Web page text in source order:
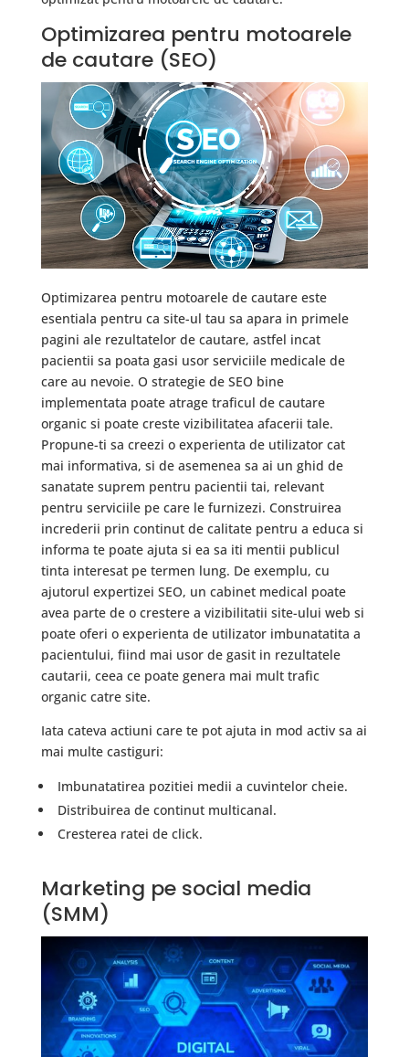
Optimizarea pentru motoarele
de cautare (SEO)
Optimizarea pentru motoarele de cautare este
esentiala pentru ca site-ul tau sa apara in primele
pagini ale rezultatelor de cautare, astfel incat
pacientii sa poata gasi usor serviciile medicale de
care au nevoie. O strategie de SEO bine
implementata poate atrage traficul de cautare
organic si poate creste vizibilitatea afacerii tale.
Propune-ti sa creezi o experienta de utilizator cat
mai informativa, si de asemenea sa ai un ghid de
sanatate suprem pentru pacientii tai, relevant
pentru serviciile pe care le furnizezi. Construirea
increderii prin continut de calitate pentru a educa si
informa te poate ajuta si ea sa iti mentii publicul
tinta interesat pe termen lung. De exemplu, cu
ajutorul expertizei SEO, un cabinet medical poate
avea parte de o crestere a vizibilitatii site-ului web si
poate oferi o experienta de utilizator imbunatatita a
pacientului, fiind mai usor de gasit in rezultatele
cautarii, ceea ce poate genera mai mult trafic
organic catre site.
Iata cateva actiuni care te pot ajuta in mod activ sa ai
mai multe castiguri:
Imbunatatirea pozitiei medii a cuvintelor cheie.
Distribuirea de continut multicanal.
Cresterea ratei de click.
Marketing pe social media
(SMM)